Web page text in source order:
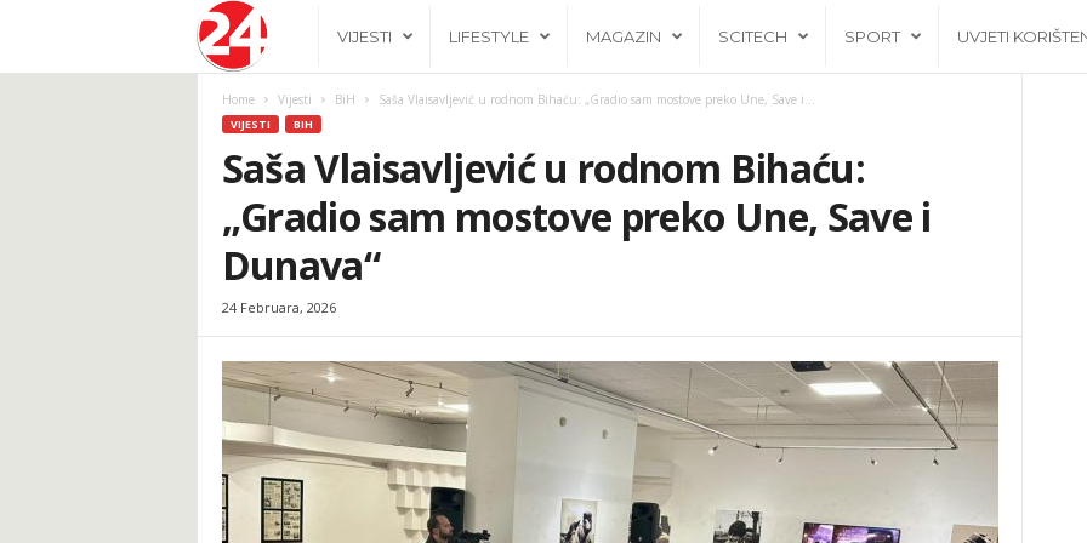
.
b
a
VIJESTI LIFESTYLE MAGAZIN SCITECH SPORT UVJETI
Home Vijesti BiH Saša Vlaisavljević u rodnom Bihaću: „Gradio sam mostove preko Une, Save i...
VIJESTI BIH
Saša Vlaisavljević u rodnom Bihaću:
„Gradio sam mostove preko Une, Save i
Dunava“
24 Februara, 2026